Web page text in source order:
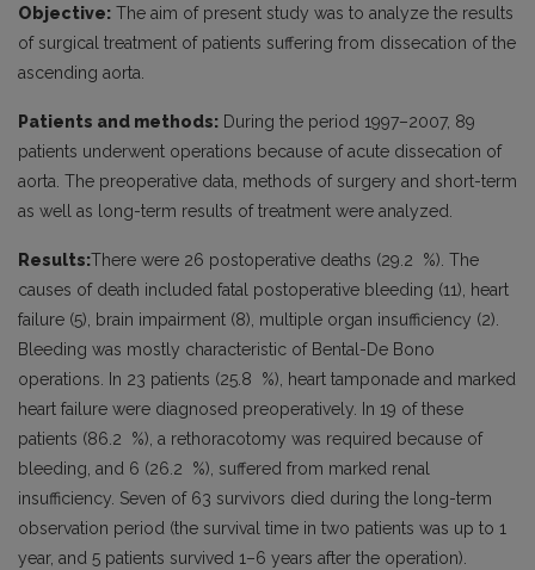
Objective: The aim of present study was to analyze the results
of surgical treatment of patients suffering from dissecation of the
ascending aorta.
Patients and methods: During the period 1997–2007, 89
patients underwent operations because of acute dissecation of
aorta. The preoperative data, methods of surgery and short-term
as well as long-term results of treatment were analyzed.
Results:There were 26 postoperative deaths (29.2 %). The
causes of death included fatal postoperative bleeding (11), heart
failure (5), brain impairment (8), multiple organ insufficiency (2).
Bleeding was mostly characteristic of Bental-De Bono
operations. In 23 patients (25.8 %), heart tamponade and marked
heart failure were diagnosed preoperatively. In 19 of these
patients (86.2 %), a rethoracotomy was required because of
bleeding, and 6 (26.2 %), suffered from marked renal
insufficiency. Seven of 63 survivors died during the long-term
observation period (the survival time in two patients was up to 1
year, and 5 patients survived 1–6 years after the operation).